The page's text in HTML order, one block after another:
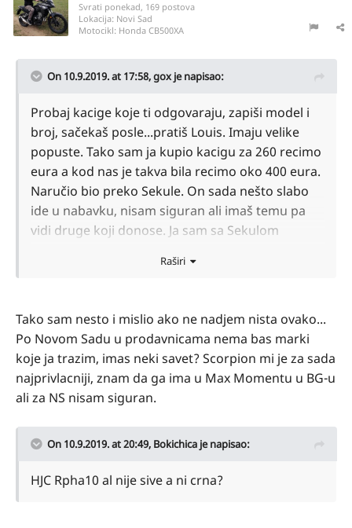
Svrati ponekad, 169 postova
Lokacija: Novi Sad
Motocikl: Honda CB500XA
On 10.9.2019. at 17:58,goxje napisao:
Probaj kacige koje ti odgovaraju, zapiši model i
broj, sačekaš posle...pratiš Louis. Imaju velike
popuste. Tako sam ja kupio kacigu za 260 recimo
eura a kod nas je takva bila recimo oko 400 eura.
Naručio bio preko Sekule. On sada nešto slabo
ide u nabavku, nisam siguran ali imaš temu pa
vidi druge koji donose. Ja sam sa Sekulom
Raširi
Tako sam nesto i mislio ako ne nadjem nista ovako...
Po Novom Sadu u prodavnicama nema bas marki
koje ja trazim, imas neki savet? Scorpion mi je za sada
najprivlacniji, znam da ga ima u Max Momentu u BG-u
ali za NS nisam siguran.
On 10.9.2019. at 20:49, Bokichica je napisao:
HJC Rpha10 al nije sive a ni crna?